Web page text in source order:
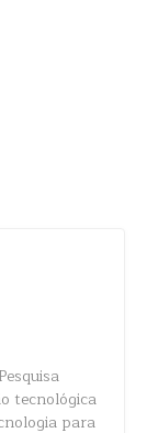
tecnológica
para